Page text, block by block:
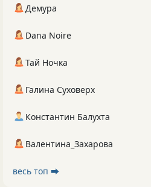
Демура
Dana Noire
Тай Ночка
Галина Суховерх
Константин Балухта
Валентина_Захарова
весь топ ⮕